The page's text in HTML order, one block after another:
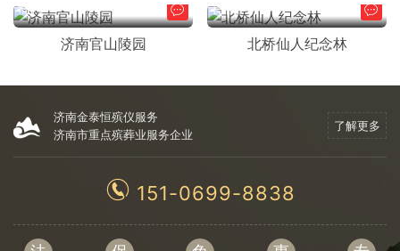
市中区
济南官山陵园
长清区
北桥仙人纪念林
济南金泰恒殡仪服务
济南市重点殡葬业服务企业
了解更多
151-0699-8838